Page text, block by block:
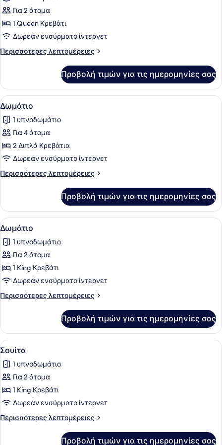
φωτογραφιών
για
Classic
Σουίτα,
1
Κρεβάτι
Για 2 άτομα
1 Queen Κρεβάτι
Δωρεάν ενσύρματο ίντερνετ
Περισσότερες λεπτομέρειες
Περισσότερες
Σουίτα,
Queen
Κρεβάτι
Προβολή τιμών για τις ημερομηνίες σας
Προβολή
όλων
των
φωτογραφιών
για
Δωμάτιο
Ένα δωμάτιο ξενοδοχείου με ένα
3
Δωμάτιο
1 υπνοδωμάτιο
Για 4 άτομα
2 Διπλά Κρεβάτια
Δωρεάν ενσύρματο ίντερνετ
Περισσότερες λεπτομέρειες
Περισσότερες
Προβολή τιμών για τις ημερομηνίες σας
Προβολή
όλων
των
φωτογραφιών
για
Δωμάτιο
Ένα σύγχρονο δωμάτιο
3
Δωμάτιο
1 υπνοδωμάτιο
Για 2 άτομα
1 King Κρεβάτι
Δωρεάν ενσύρματο ίντερνετ
Περισσότερες λεπτομέρειες
Περισσότερες
Προβολή τιμών για τις ημερομηνίες σας
Προβολή
όλων
των
φωτογραφιών
για
Σουίτα
Ένα δωμάτιο ξενοδοχείου με ένα
4
Σουίτα
1 υπνοδωμάτιο
Για 2 άτομα
1 King Κρεβάτι
Δωρεάν ενσύρματο ίντερνετ
Περισσότερες λεπτομέρειες
Περισσότερες
Προβολή τιμών για τις ημερομηνίες σας